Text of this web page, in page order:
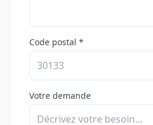
Code postal *
Votre demande